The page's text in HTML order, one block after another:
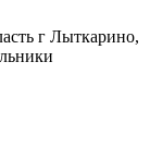
г Лыткарино,